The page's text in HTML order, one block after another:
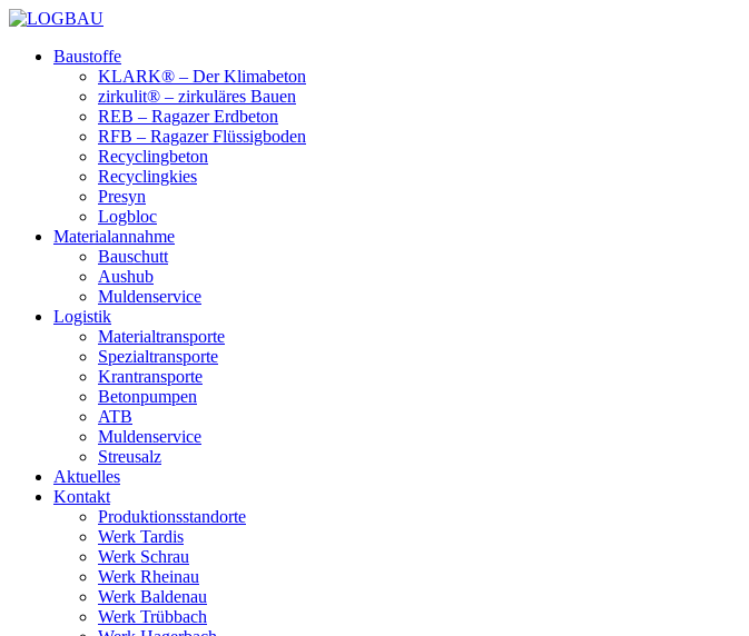
Baustoffe
KLARK® – Der Klimabeton
zirkulit® – zirkuläres Bauen
REB – Ragazer Erdbeton
RFB – Ragazer Flüssigboden
Recyclingbeton
Recyclingkies
Presyn
Logbloc
Materialannahme
Bauschutt
Aushub
Muldenservice
Logistik
Materialtransporte
Spezialtransporte
Krantransporte
Betonpumpen
ATB
Muldenservice
Streusalz
Aktuelles
Kontakt
Produktionsstandorte
Werk Tardis
Werk Schrau
Werk Rheinau
Werk Baldenau
Werk Trübbach